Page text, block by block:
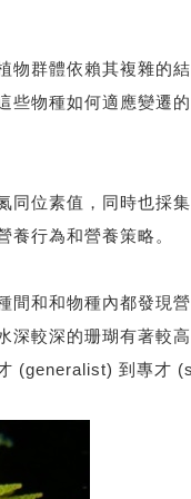
群體依賴其複雜的
物種如何適應變遷
位素值，同時也採
行為和營養策略。
和和物種內都發現
較深的珊瑚有著較
(generalist) 到專才